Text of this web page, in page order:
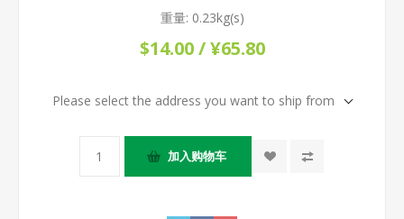
重量: 0.23kg(s)
$14.00 / ¥65.80
Please select the address you want to ship from